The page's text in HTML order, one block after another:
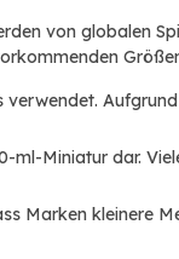
von globalen
ml-Miniatur dar.
Marken kleinere